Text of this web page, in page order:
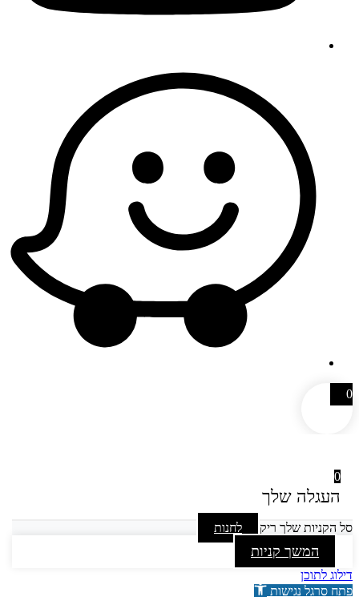
0
0
העגלה שלך
סל הקניות שלך ריק לחנות
המשך קניות
דילוג לתוכן
פתח סרגל נגישות